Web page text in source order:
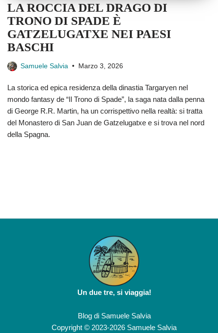
LA ROCCIA DEL DRAGO DI
TRONO DI SPADE È
GATZELUGATXE NEI PAESI
BASCHI
Samuele Salvia Marzo 3, 2026
La storica ed epica residenza della dinastia Targaryen nel
mondo fantasy de “Il Trono di Spade”, la saga nata dalla penna
di George R.R. Martin, ha un corrispettivo nella realtà: si tratta
del Monastero di San Juan de Gatzelugatxe e si trova nel nord
della Spagna.
Un due tre, si viaggia!
Blog di Samuele Salvia
Copyright © 2023-2026 Samuele Salvia